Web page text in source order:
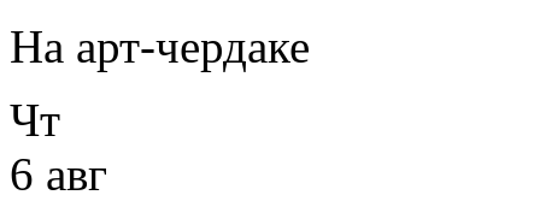
На арт-чердаке
Чт
6 авг